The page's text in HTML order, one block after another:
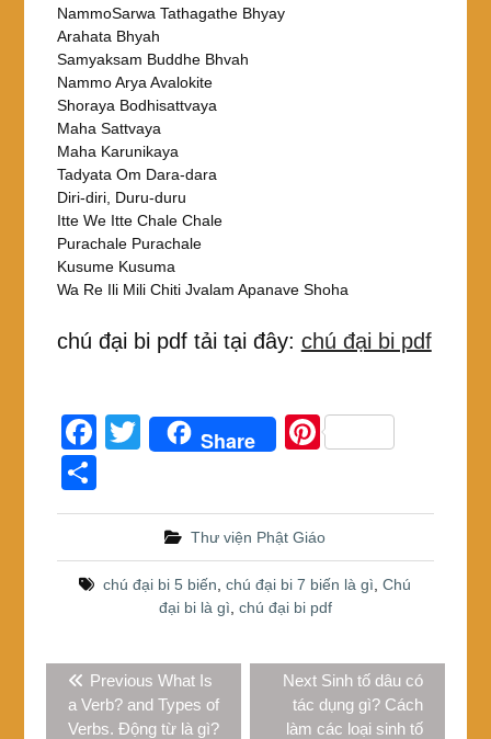
NammoSarwa Tathagathe Bhyay
Arahata Bhyah
Samyaksam Buddhe Bhvah
Nammo Arya Avalokite
Shoraya Bodhisattvaya
Maha Sattvaya
Maha Karunikaya
Tadyata Om Dara-dara
Diri-diri, Duru-duru
Itte We Itte Chale Chale
Purachale Purachale
Kusume Kusuma
Wa Re Ili Mili Chiti Jvalam Apanave Shoha
chú đại bi pdf tải tại đây: chú đại bi pdf
F
a
c
b
k
T
er
Share
Pi
e
st
h
e
Thư viện Phật Giáo
chú đại bi 5 biến ,chú đại bi 7 biến là gì ,Chú
đại bi là gì chú đại bi pdf
hướng
bài
Previous Previous
post:
What Is
a Verb? and Types of
Verbs. Động từ là gì?
Next Next
post:
Sinh tố dâu có
tác dụng gì? Cách
làm các loại sinh tố